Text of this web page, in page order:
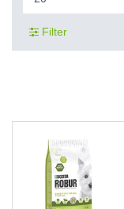
Filter